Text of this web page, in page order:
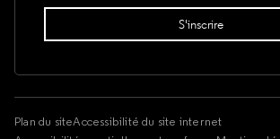
Plan du siteAccessibilité du site internet